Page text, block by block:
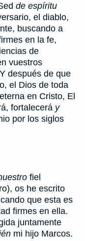
de espíritu
el diablo,
buscando a
en la fe,
de
vuestros
Y después de que
el Dios de toda
en Cristo, El
fortalecerá y
por los siglos
fiel
os he escrito
que esta es
firmes en ella.
juntamente
mi hijo Marcos.